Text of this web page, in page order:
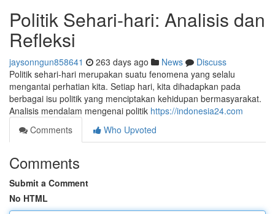
Politik Sehari-hari: Analisis dan
Refleksi
jaysonngun858641 263 days ago News
Discuss
Politik sehari-hari merupakan suatu fenomena yang selalu
mengantai perhatian kita. Setiap hari, kita dihadapkan pada
berbagai isu politik yang menciptakan kehidupan bermasyarakat.
Analisis mendalam mengenai politik https://indonesia24.com
Comments
Who Upvoted
Comments
Submit a Comment
No HTML